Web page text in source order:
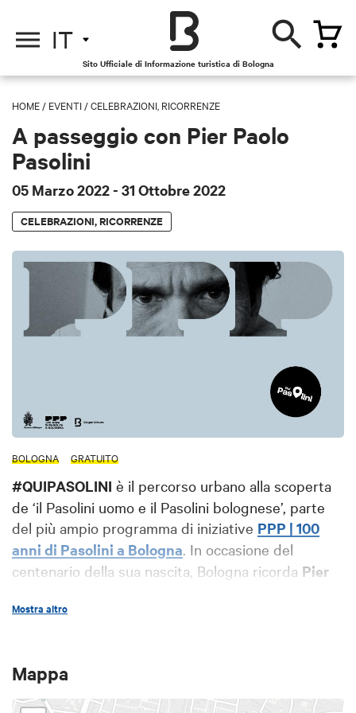
IT
Sito Ufficiale di Informazione turistica di Bologna
HOME / EVENTI /CELEBRAZIONI, RICORRENZE
A passeggio con Pier Paolo
Pasolini
05 Marzo 2022- 31 Ottobre 2022
CELEBRAZIONI, RICORRENZE
BOLOGNA GRATUITO
#QUIPASOLINI è il percorso urbano alla scoperta
de ‘il Pasolini uomo e il Pasolini bolognese’, parte
del più ampio programma di iniziative PPP | 100
anni di Pasolini a Bologna. In occasione del
centenario della sua nascita, Bologna ricorda Pier
gratuitenei luoghi della sua nascita e formazione,
Mostra altro
Mappa